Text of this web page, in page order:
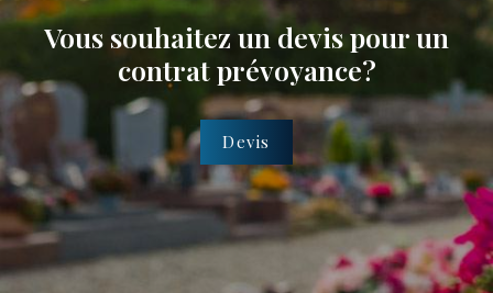
Vous souhaitez un devis pour un
contrat prévoyance?
Devis